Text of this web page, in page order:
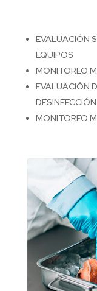
EVALUACIÓN
EQUIPOS
MONITOREO
EVALUACIÓN
DESINFECCIÓN
MONITOREO